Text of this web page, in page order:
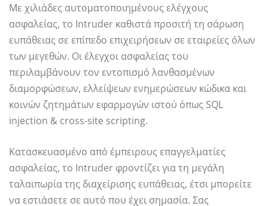
Με χιλιάδες αυτοματοποιημένους ελέγχους
ασφαλείας, το Intruder καθιστά προσιτή τη σάρωση
ευπάθειας σε επίπεδο επιχειρήσεων σε εταιρείες όλων
των μεγεθών. Οι έλεγχοι ασφαλείας του
περιλαμβάνουν τον εντοπισμό λανθασμένων
διαμορφώσεων, ελλείψεων ενημερώσεων κώδικα και
κοινών ζητημάτων εφαρμογών ιστού όπως SQL
injection & cross-site scripting.
Κατασκευασμένο από έμπειρους επαγγελματίες
ασφαλείας, το Intruder φροντίζει για τη μεγάλη
ταλαιπωρία της διαχείρισης ευπάθειας, έτσι μπορείτε
να εστιάσετε σε αυτό που έχει σημασία. Σας